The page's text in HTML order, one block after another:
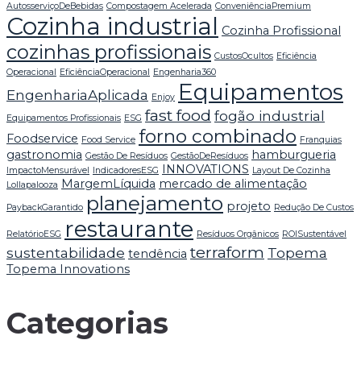
AutosserviçoDeBebidas Compostagem Acelerada ConveniênciaPremium
Cozinha industrial Cozinha Profissional
cozinhas profissionais CustosOcultos Eficiência
Operacional
EficiênciaOperacional Engenharia360
EngenhariaAplicada Enjoy Equipamentos
Equipamentos Profissionais ESG fast food fogão industrial
Foodservice Food Service forno combinado Franquias
gastronomia Gestão De Resíduos GestãoDeResíduos hamburgueria
ImpactoMensurável IndicadoresESG INNOVATIONS Layout De Cozinha
Lollapalooza
MargemLíquida mercado de alimentação
PaybackGarantido planejamento projeto Redução De Custos
RelatórioESG restaurante Resíduos Orgânicos ROISustentável
sustentabilidade tendência terraform Topema
Topema Innovations
Categorias